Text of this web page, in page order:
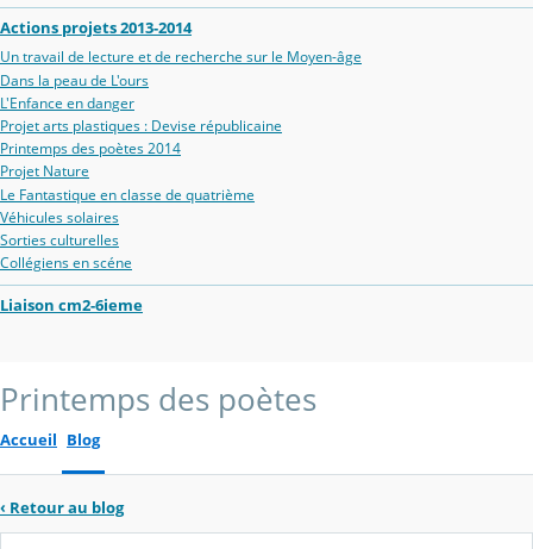
Actions projets 2013-2014
Un travail de lecture et de recherche sur le Moyen-âge
Dans la peau de L'ours
L'Enfance en danger
Projet arts plastiques : Devise républicaine
Printemps des poètes 2014
Projet Nature
Le Fantastique en classe de quatrième
Véhicules solaires
Sorties culturelles
Collégiens en scéne
Liaison cm2-6ieme
Printemps des poètes
Accueil Blog
‹ Retour au blog